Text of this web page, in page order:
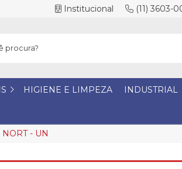
Institucional (11) 3603-
HIGIENE E LIMPEZA INDUSTRIAL
- UN